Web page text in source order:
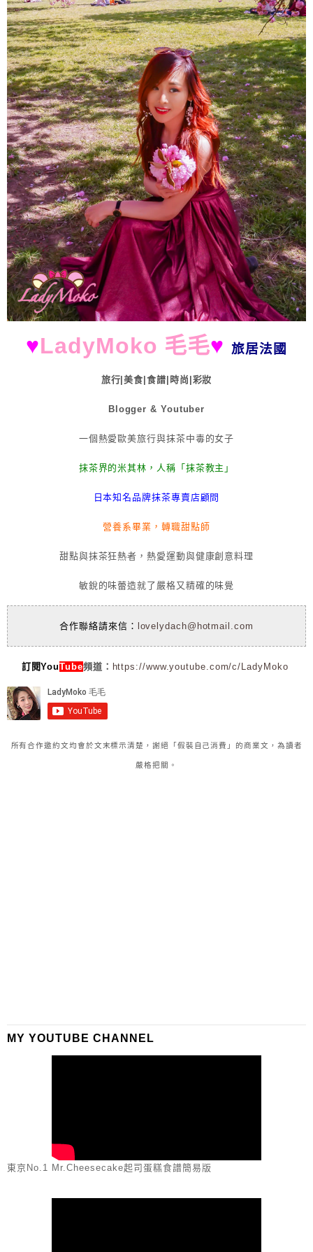
♥LadyMoko 毛毛♥ 旅居法國
旅行|美食|食譜|時尚|彩妝
Blogger & Youtuber
一個熱愛歐美旅行與抹茶中毒的女子
抹茶界的米其林，人稱「抹茶教主」
日本知名品牌抹茶專賣店顧問
營養系畢業，轉職甜點師
甜點與抹茶狂熱者，熱愛運動與健康創意料理
敏銳的味蕾造就了嚴格又精確的味覺
合作聯絡請來信： lovelydach@hotmail.com
訂閱YouTube頻道： https://www.youtube.com/c/LadyMoko
所有合作邀約文均會於文末標示清楚，謝絕「假裝自己消費」的商業文，為讀者
嚴格把關。
MY YOUTUBE CHANNEL
東京No.1 Mr.Cheesecake起司蛋糕食譜簡易版